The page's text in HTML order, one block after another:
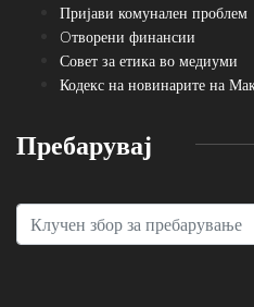
Пријави комунален проблем
Oтворени финансии
Совет за етика во медиуми
Кодекс на новинарите на
Пребарувај